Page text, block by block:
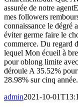
assurée de notre
mes followers
connaissance le dégré
éviter germe faire le
commerce. Du regard
lequel Mon écueil à
pour oblong limite
déroule A 35.52%
28.98% sur cinq année.
admin2021-10-